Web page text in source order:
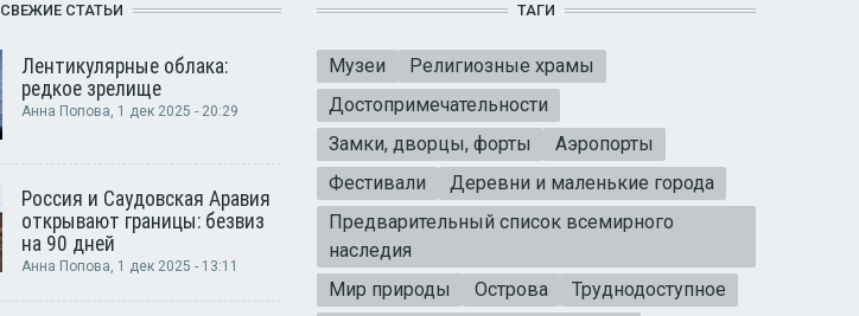
СВЕЖИЕ СТАТЬИ
Лентикулярные облака:
редкое зрелище
Анна Попова, 1 дек 2025 - 20:29
Россия и Саудовская Аравия
открывают границы: безвиз
на 90 дней
Анна Попова, 1 дек 2025 - 13:11
ТАГИ
Музеи
Религиозные храмы
Достопримечательности
Замки, дворцы, форты
Аэропорты
Фестивали
Деревни и маленькие города
Предварительный список всемирного
наследия
Мир природы
Острова
Труднодоступное